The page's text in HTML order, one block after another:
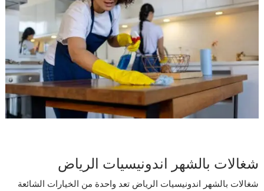
شغالات بالشهر اندونيسيات الرياض
شغالات بالشهر اندونيسيات الرياض تعد واحدة من الخيارات الشائعة